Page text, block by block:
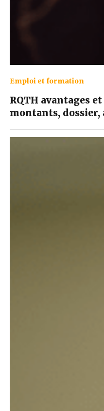
Emploi et formation
RQTH avantages
montants, dossier,